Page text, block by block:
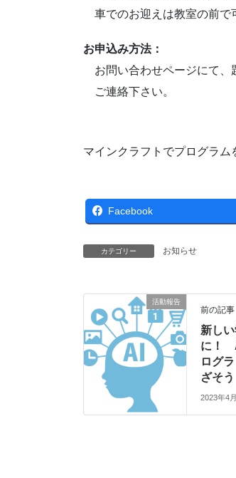
車でのお迎えは教室の前で
お申込み方法：
お問い合わせページにて、
ご連絡下さい。
マインクラフトでプログラム
Facebook
カテゴリー お知らせ
活動報告
前の記事
新し
に！
ログ
ざそう
2023年4